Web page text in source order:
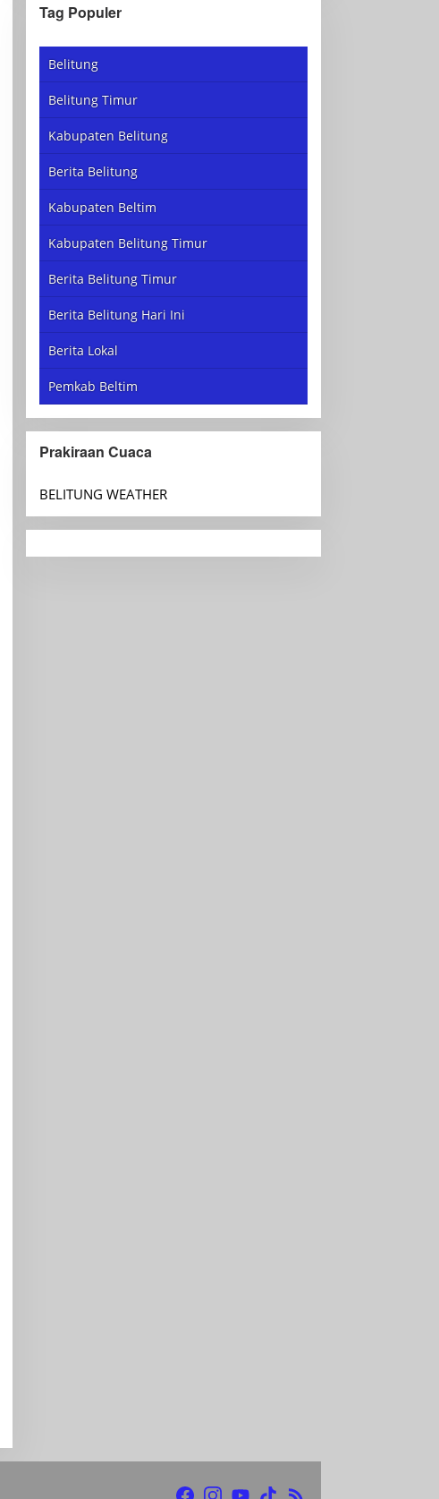
Tag Populer
Belitung
Belitung Timur
Kabupaten Belitung
Berita Belitung
Kabupaten Beltim
Kabupaten Belitung Timur
Berita Belitung Timur
Berita Belitung Hari Ini
Berita Lokal
Pemkab Beltim
Prakiraan Cuaca
BELITUNG WEATHER